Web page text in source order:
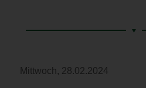
Mittwoch, 28.02.2024